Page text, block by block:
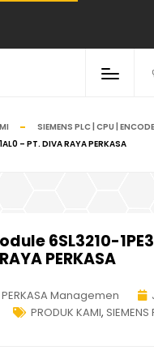
SIEMENS PLC | CPU |
– PT. DIVA RAYA PERKASA
6SL3210-
PERKASA
PERKASA Managemen
PRODUK KAMI, SIEMENS